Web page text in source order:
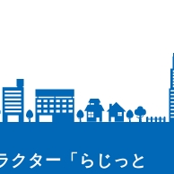
クター「らじっと